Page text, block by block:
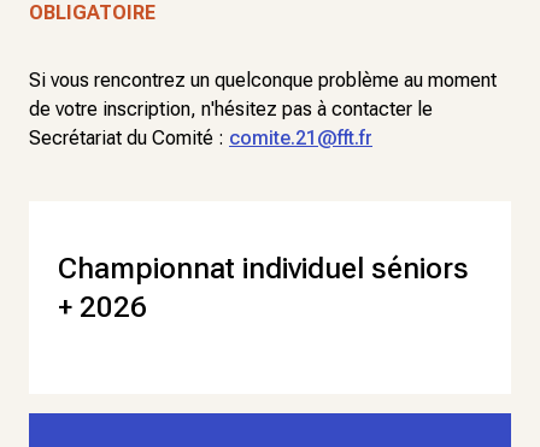
OBLIGATOIRE
Si vous rencontrez un quelconque problème au moment
de votre inscription, n'hésitez pas à contacter le
Secrétariat du Comité : comite.21@fft.fr
Championnat individuel séniors
+ 2026